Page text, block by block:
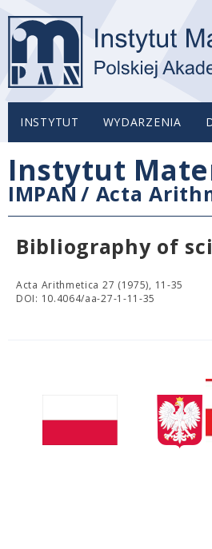
INSTYTUT WYDARZENIA
Instytut
IMPAN / Acta
Bibliography of
Acta Arithmetica 27 (1975), 11-35
DOI: 10.4064/aa-27-1-11-35